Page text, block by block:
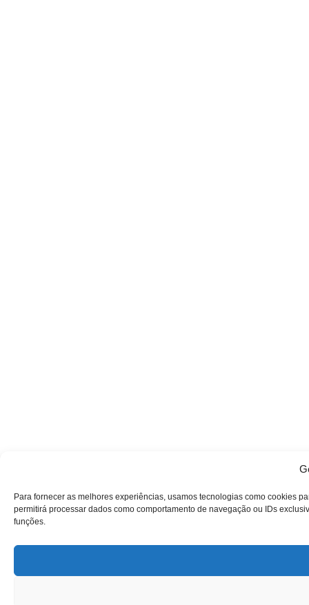
Para fornecer as melhores experiências, usamos tecnologias como cookies
permitirá processar dados como comportamento de navegação ou IDs
funções.